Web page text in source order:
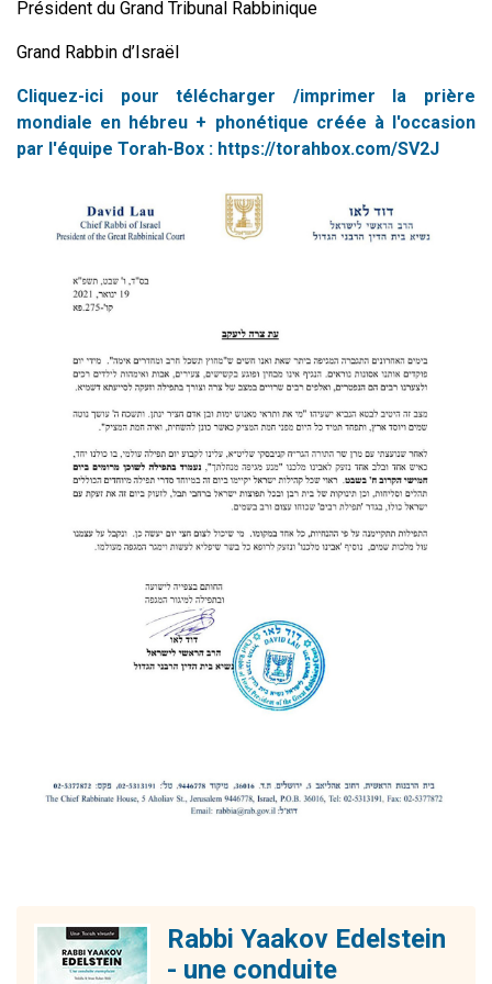
Président du Grand Tribunal Rabbinique
Grand Rabbin d’Israël
Cliquez-ici pour télécharger /imprimer la prière
mondiale en hébreu + phonétique créée à l'occasion
par l'équipe Torah-Box : https://torahbox.com/SV2J
Rabbi Yaakov Edelstein
- une conduite